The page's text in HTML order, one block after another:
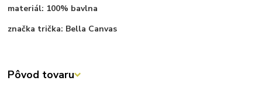
materiál: 100% bavlna
značka trička: Bella Canvas
Pôvod tovaru